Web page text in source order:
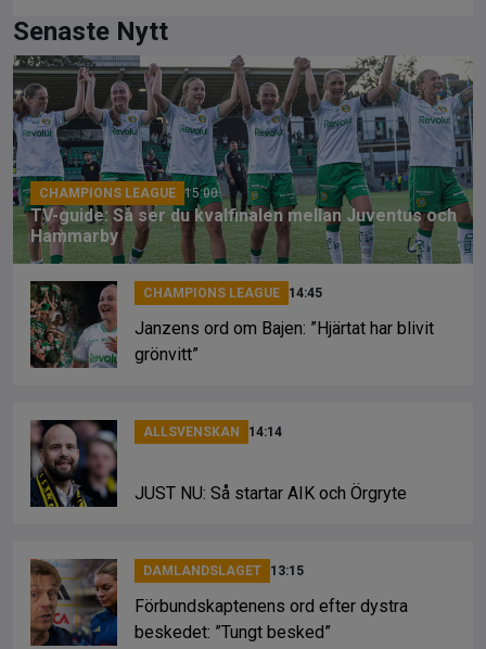
b
o
o
k
a
d
s
Li
n
k
Senaste Nytt
CHAMPIONS LEAGUE 15:00
TV-guide: Så ser du kvalfinalen mellan Juventus och
Hammarby
CHAMPIONS LEAGUE 14:45
Janzens ord om Bajen: ”Hjärtat har blivit
grönvitt”
ALLSVENSKAN 14:14
JUST NU: Så startar AIK och Örgryte
DAMLANDSLAGET 13:15
Förbundskaptenens ord efter dystra
beskedet: ”Tungt besked”